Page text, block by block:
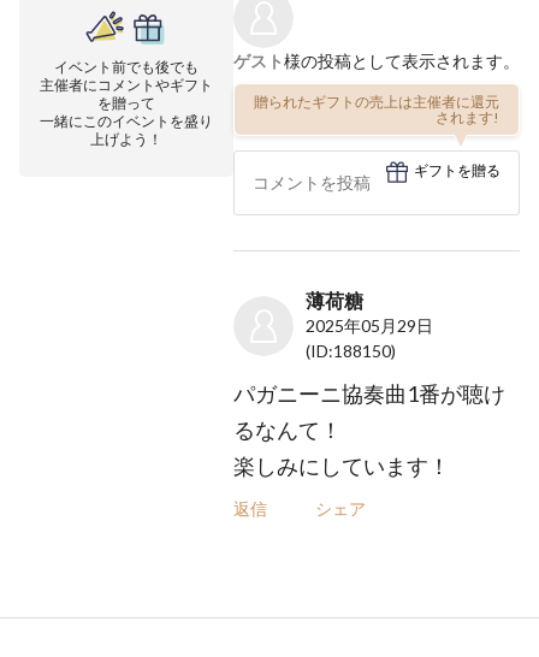
イベント前でも後でも
主催者にコメントやギフト
を贈って
一緒にこのイベントを盛り
上げよう！
ゲスト様の投稿として表示されます。
贈られたギフトの売上は主催者に還元
されます!
ギフトを贈る
薄荷糖
2025年05月29日
(ID:188150)
パガニーニ協奏曲1番が聴け
るなんて！
楽しみにしています！
返信 シェア